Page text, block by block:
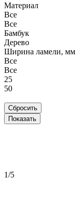
Материал
Все
Все
Бамбук
Дерево
Ширина ламели, мм
Все
Все
25
50
1/5